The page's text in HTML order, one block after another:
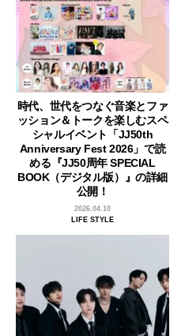
時代、世代をつなぐ音楽とファ
ッション＆トークを楽しむスペ
シャルイベント「JJ50th
Anniversary Fest 2026」で読
める『JJ50周年 SPECIAL
BOOK（デジタル版）』の詳細
公開！
2026.04.10
LIFE STYLE